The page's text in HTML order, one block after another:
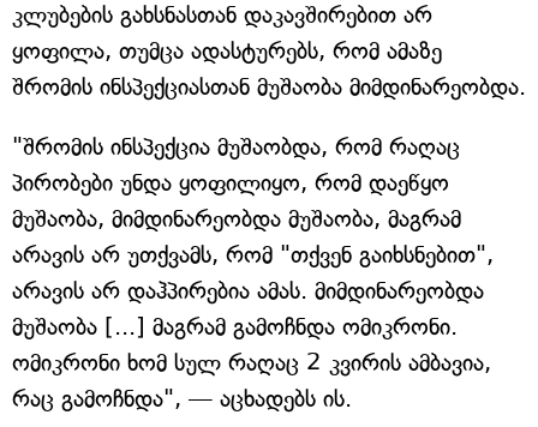
კლუბების გახსნასთან დაკავშირებით არ
ყოფილა, თუმცა ადასტურებს, რომ ამაზე
შრომის ინსპექციასთან მუშაობა მიმდინარეობდა.
"შრომის ინსპექცია მუშაობდა, რომ რაღაც
პირობები უნდა ყოფილიყო, რომ დაეწყო
მუშაობა, მიმდინარეობდა მუშაობა, მაგრამ
არავის არ უთქვამს, რომ "თქვენ გაიხსნებით",
არავის არ დაჰპირებია ამას. მიმდინარეობდა
მუშაობა [...] მაგრამ გამოჩნდა ომიკრონი.
ომიკრონი ხომ სულ რაღაც 2 კვირის ამბავია,
რაც გამოჩნდა", — აცხადებს ის.